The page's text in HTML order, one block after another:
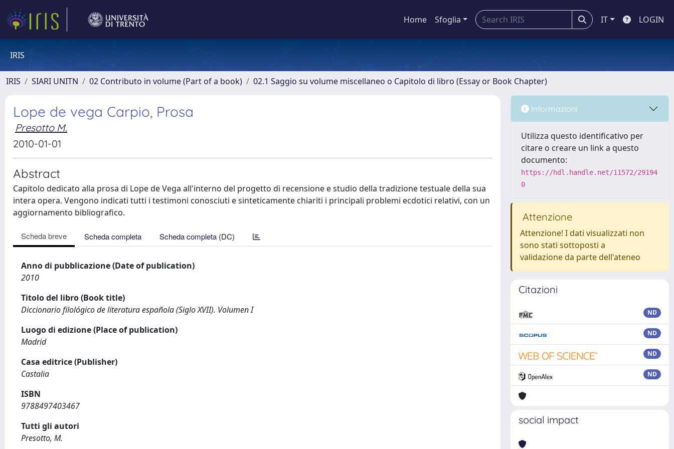
Home Sfoglia IT LOGIN
IRIS
IRIS SIARI UNITN 02 Contributo in volume (Part of a book) 02.1 Saggio su volume miscellaneo o Capitolo di libro (Essay or Book Chapter)
Lope de vega Carpio, Prosa
Presotto M.
2010-01-01
Abstract
Capitolo dedicato alla prosa di Lope de Vega all'interno del progetto di recensione e studio della tradizione testuale della sua
intera opera. Vengono indicati tutti i testimoni conosciuti e sinteticamente chiariti i principali problemi ecdotici relativi, con un
aggiornamento bibliografico.
Scheda breve Scheda completa Scheda completa (DC)
Anno di pubblicazione (Date of publication)
2010
Titolo del libro (Book title)
Diccionario filológico de literatura española (Siglo XVII). Volumen I
Luogo di edizione (Place of publication)
Madrid
Casa editrice (Publisher)
Castalia
ISBN
9788497403467
Tutti gli autori
Presotto, M.
Informazioni
Utilizza questo identificativo per
citare o creare un link a questo
documento:
https://hdl.handle.net/11572/29194
0
Attenzione
Attenzione! I dati visualizzati non
sono stati sottoposti a
validazione da parte dell'ateneo
Citazioni
ND
ND
ND
ND
social impact